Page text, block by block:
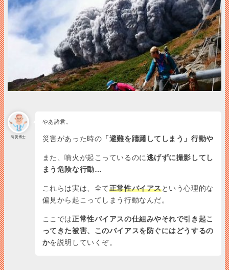
防災博士
やあ諸君。
災害があった時の 「避難を躊躇してしまう」行動や
また、噴火が起こっているのに逃げずに撮影してし
まう危険な行動…
これらは実は、全て正常性バイアスという心理的な
偏見から起こってしまう行動なんだ。
ここでは正常性バイアスの仕組みやそれで引き起こ
ってきた被害、このバイアスを防ぐにはどうするの
かを説明していくぞ。